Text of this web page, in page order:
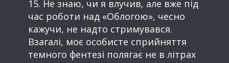
15. Не знаю, чи я влучив, але вже під
час роботи над «Облогою», чесно
кажучи, не надто стримувався.
Взагалі, моє особисте сприйняття
темного фентезі полягає не в літрах